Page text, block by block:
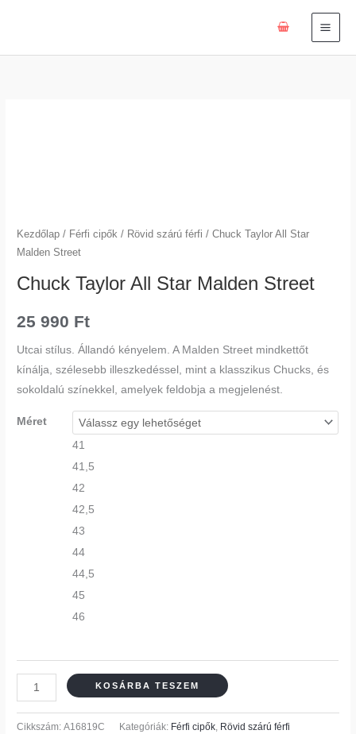
Kezdőlap / Férfi cipők / Rövid szárú férfi / Chuck Taylor All Star
Malden Street
Chuck Taylor All Star Malden Street
25 990 Ft
Utcai stílus. Állandó kényelem. A Malden Street mindkettőt
kínálja, szélesebb illeszkedéssel, mint a klasszikus Chucks, és
sokoldalú színekkel, amelyek feldobja a megjelenést.
Méret
41
41,5
42
42,5
43
44
44,5
45
46
mennyiség
KOSÁRBA TESZEM
Cikkszám:A16819C Kategóriák: Férfi cipők, Rövid szárú férfi